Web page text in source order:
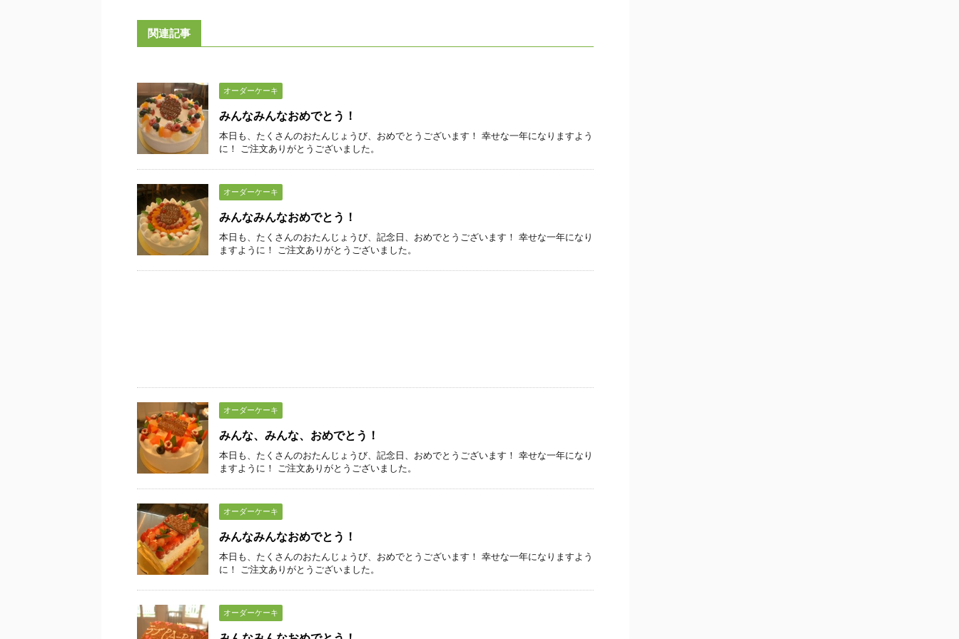
関連記事
オーダーケーキ
みんなみんなおめでとう！
本日も、たくさんのおたんじょうび、おめでとうございます！ 幸せな一年になりますよう
に！ ご注文ありがとうございました。
オーダーケーキ
みんなみんなおめでとう！
本日も、たくさんのおたんじょうび、記念日、おめでとうございます！ 幸せな一年になり
ますように！ ご注文ありがとうございました。
オーダーケーキ
みんな、みんな、おめでとう！
本日も、たくさんのおたんじょうび、記念日、おめでとうございます！ 幸せな一年になり
ますように！ ご注文ありがとうございました。
オーダーケーキ
みんなみんなおめでとう！
本日も、たくさんのおたんじょうび、おめでとうございます！ 幸せな一年になりますよう
に！ ご注文ありがとうございました。
オーダーケーキ